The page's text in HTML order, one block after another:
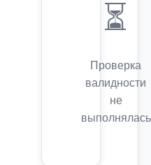
⏳
Проверка
валидности
не
выполнялась